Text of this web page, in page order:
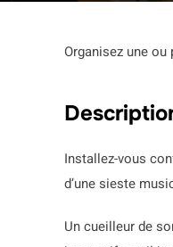
Organisez une
Installez-vous
d’une sieste
Un cueilleur de